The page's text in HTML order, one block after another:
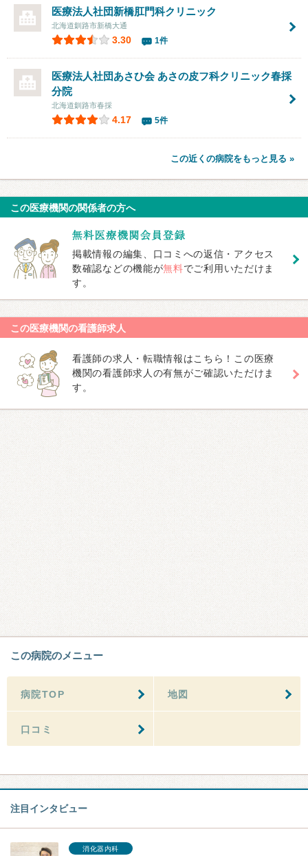
医療法人社団新橋肛門科クリニック
北海道釧路市新橋大通
3.30 1件
医療法人社団あさひ会 あさの皮フ科クリニック春採
分院
北海道釧路市春採
4.17 5件
この近くの病院をもっと見る »
この医療機関の関係者の方へ
掲載情報の編集、口コミへの返信・アクセス
数確認などの機能が無料でご利用いただけま
す。
この医療機関の看護師求人
看護師の求人・転職情報はこちら！この医療
機関の看護師求人の有無がご確認いただけま
す。
この病院のメニュー
病院TOP 地図
口コミ
注目インタビュー
消化器内科